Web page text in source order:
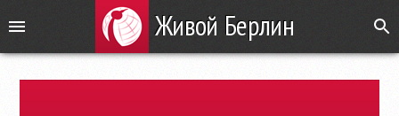
Живой Берлин